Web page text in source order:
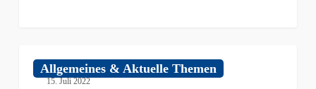
Perspektive
Allgemeines & Aktuelle Themen
15. Juli 2022